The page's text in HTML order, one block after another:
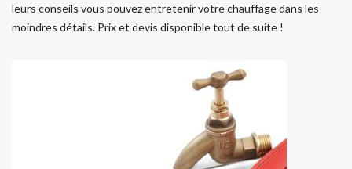
leurs conseils vous pouvez entretenir votre chauffage dans les
moindres détails. Prix et devis disponible tout de suite !